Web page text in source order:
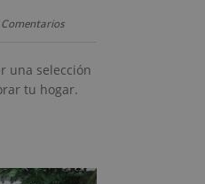
una selección
tu hogar.